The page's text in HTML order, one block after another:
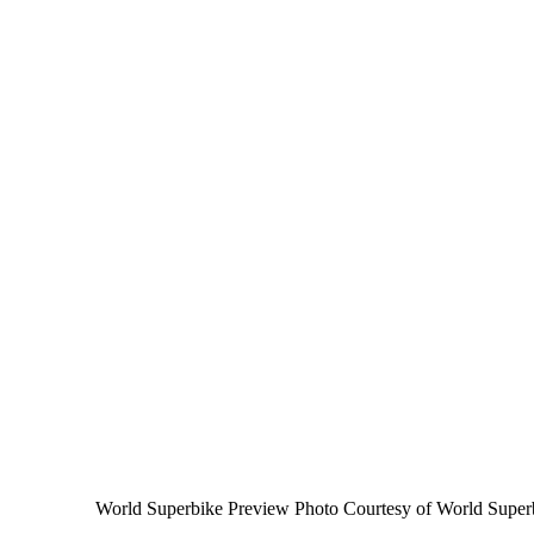
2016 World Superbike Preview Photo Courtesy of World